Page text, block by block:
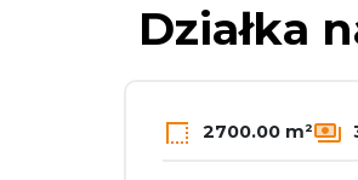
Działka
2700.00 m²